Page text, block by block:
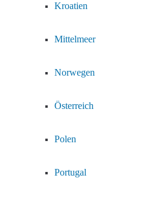
Kroatien
Mittelmeer
Norwegen
Österreich
Polen
Portugal